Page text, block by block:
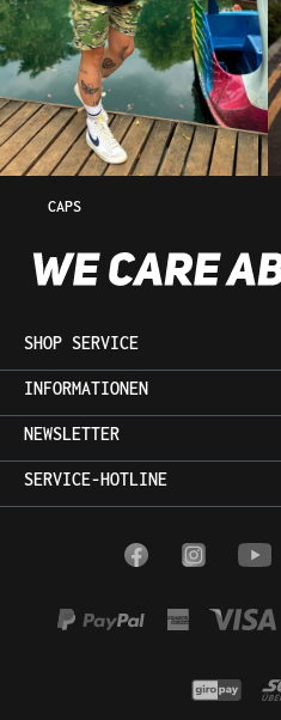
CAPS
SHOP SERVICE
INFORMATIONEN
NEWSLETTER
SERVICE-HOTLINE